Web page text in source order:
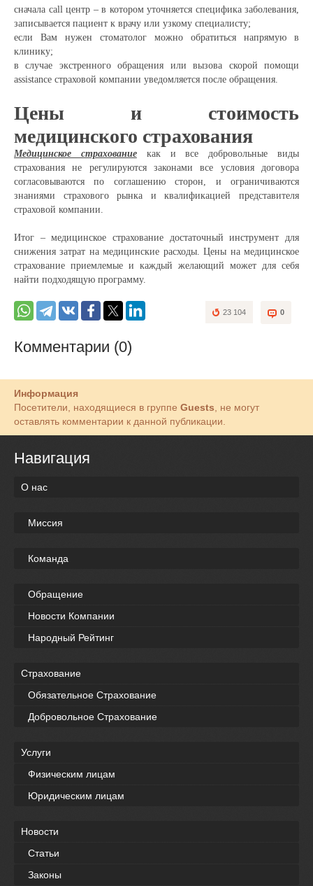
сначала call центр – в котором уточняется специфика заболевания,
записывается пациент к врачу или узкому специалисту;
если Вам нужен стоматолог можно обратиться напрямую в
клинику;
в случае экстренного обращения или вызова скорой помощи
assistance страховой компании уведомляется после обращения.
Цены и стоимость
медицинского страхования
Медицинское страхованиекак и все добровольные виды
страхования не регулируются законами все условия договора
согласовываются по соглашению сторон, и ограничиваются
знаниями страхового рынка и квалификацией представителя
страховой компании.
Итог – медицинское страхование достаточный инструмент для
снижения затрат на медицинские расходы. Цены на медицинское
страхование приемлемые и каждый желающий может для себя
найти подходящую программу.
0
23 104
Комментарии (0)
Информация
Посетители, находящиеся в группе Guests , не могут
оставлять комментарии к данной публикации.
Навигация
О нас
Миссия
Команда
Обращение
Новости Компании
Народный Рейтинг
Страхование
Обязательное Страхование
Добровольное Страхование
Услуги
Физическим лицам
Юридическим лицам
Новости
Статьи
Законы